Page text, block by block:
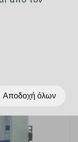
Αποδοχή όλων